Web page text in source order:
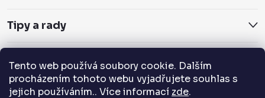
Tento web používá soubory cookie. Dalším
procházením tohoto webu vyjadřujete souhlas s
jejich používáním.. Více informací zde.
Tipy a rady
Servis a služby
Přijímáme online platby